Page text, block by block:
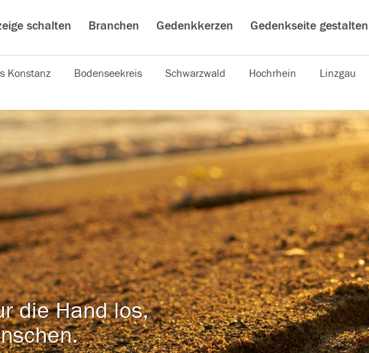
schalten Branchen Gedenkkerzen Gedenkseite gestalten
Konstanz Bodenseekreis Schwarzwald Hochrhein Linzgau
die Hand los,